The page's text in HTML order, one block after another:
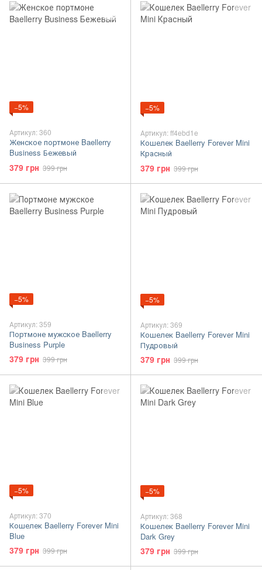
−5%
Артикул: 360
Женское портмоне Baellerry
Business Бежевый
379 грн 399 грн
−5%
Артикул: ff4ebd1e
Кошелек Baellerry Forever Mini
Красный
379 грн 399 грн
−5%
Артикул: 359
Портмоне мужское Baellerry
Business Purple
379 грн 399 грн
−5%
Артикул: 369
Кошелек Baellerry Forever Mini
Пудровый
379 грн 399 грн
−5%
Артикул: 370
Кошелек Baellerry Forever Mini
Blue
379 грн 399 грн
−5%
Артикул: 368
Кошелек Baellerry Forever Mini
Dark Grey
379 грн 399 грн